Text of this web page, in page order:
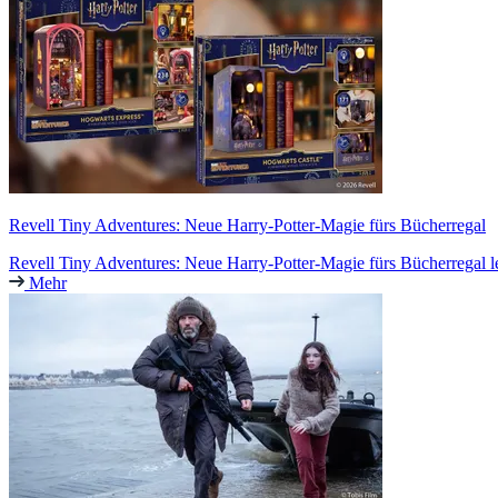
Revell Tiny Adventures: Neue Harry-Potter-Magie fürs Bücherregal
Revell Tiny Adventures: Neue Harry-Potter-Magie fürs Bücherregal
Mehr